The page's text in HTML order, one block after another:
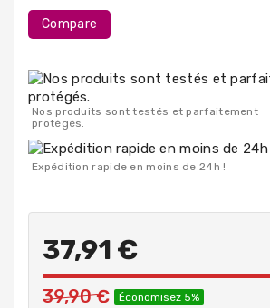
Destockage
Compare
Nos produits sont testés et parfaitement
protégés.
Expédition rapide en moins de 24h !
37,91 €
39,90 € Économisez 5%